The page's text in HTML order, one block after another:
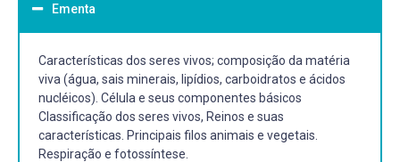
Ementa
Características dos seres vivos; composição da matéria
viva (água, sais minerais, lipídios, carboidratos e ácidos
nucléicos). Célula e seus componentes básicos
Classificação dos seres vivos, Reinos e suas
características. Principais filos animais e vegetais.
Respiração e fotossíntese.